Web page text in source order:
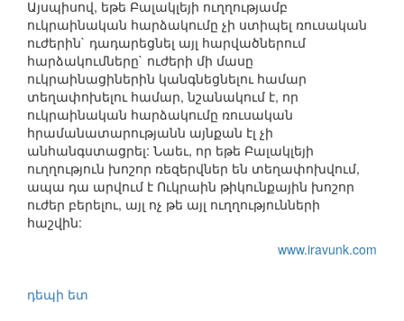
Այսպիսով, եթե Բալակլեյի ուղղությամբ
ուկրաինական հարձակումը չի ստիպել ռուսական
ուժերին` դադարեցնել այլ հարվածներում
հարձակումները` ուժերի մի մասը
ուկրաինացիներին կանգնեցնելու համար
տեղափոխելու համար, նշանակում է, որ
ուկրաինական հարձակումը ռուսական
հրամանատարությանն այնքան էլ չի
անհանգստացրել: Նաեւ, որ եթե Բալակլեյի
ուղղություն խոշոր ռեզերվներ են տեղափոխվում,
ապա դա արվում է Ուկրաին թիկունքային խոշոր
ուժեր բերելու, այլ ոչ թե այլ ուղղությունների
հաշվին:
www.iravunk.com
դեպի ետ